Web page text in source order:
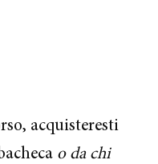
acquisteresti
o da chi